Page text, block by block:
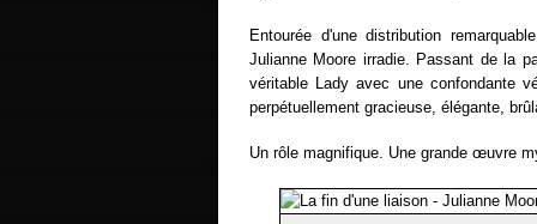
Entourée d'une distribution
Julianne Moore irradie. Passant de la
véritable Lady avec une confondante
perpétuellement gracieuse, élégante,
Un rôle magnifique. Une grande œuvre